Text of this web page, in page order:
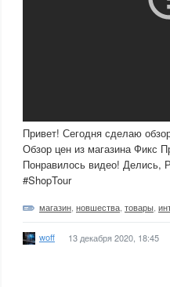
Привет! Сегодня сделаю
Обзор цен из магазина Фикс
Понравилось видео! Делись,
#ShopTour
магазин новшества товары
woff 13 декабря 2020, 18:45